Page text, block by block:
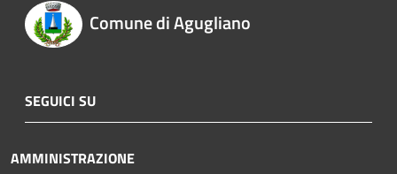
Comune di Agugliano
SEGUICI SU
AMMINISTRAZIONE